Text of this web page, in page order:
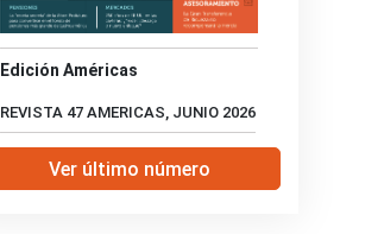
Edición Américas
REVISTA 47 AMERICAS, JUNIO 2026
Ver último número